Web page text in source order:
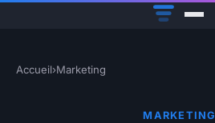
Accueil›Marketing
MARKETING